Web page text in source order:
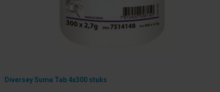
Diversey Suma Tab 4x300 stuks